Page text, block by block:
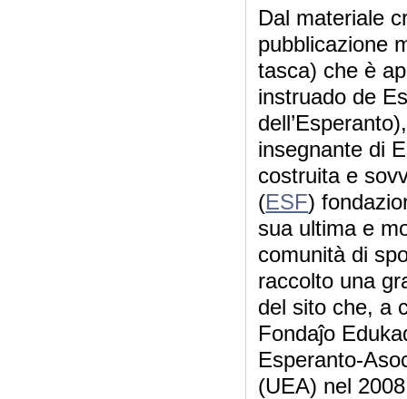
Dal materiale
pubblicazione
tasca) che è
instruado de
insegnante di
costruita e
(ESF)
sua ultima e
comunità di
raccolto una
del sito che, a
Fondaĵo
Esperanto-
(UEA) nel